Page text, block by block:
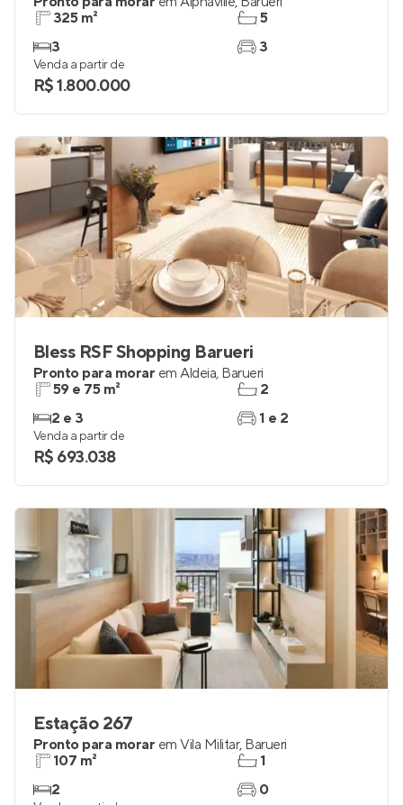
325 m²
3
5
3
Venda a partir de
R$ 1.800.000
Bless RSF Shopping Barueri
Pronto para morar em Aldeia, Barueri
59 e 75 m²
2 e 3
2
1 e 2
Venda a partir de
R$ 693.038
Estação 267
Pronto para morar em Vila Militar, Barueri
107 m²
2
1
0